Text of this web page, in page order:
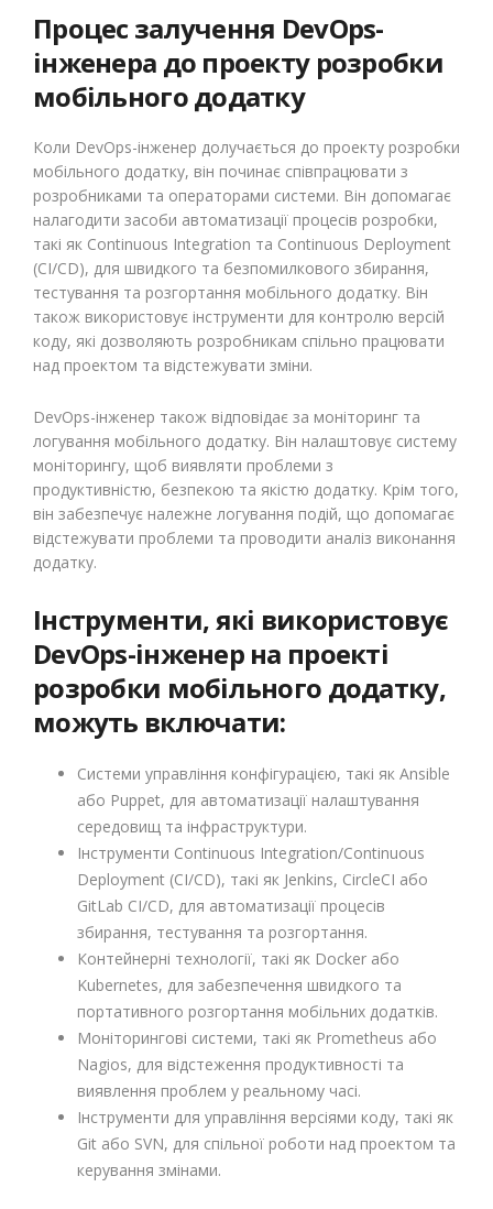
Процес залучення DevOps-
інженера до проекту розробки
мобільного додатку
Коли DevOps-інженер долучається до проекту розробки
мобільного додатку, він починає співпрацювати з
розробниками та операторами системи. Він допомагає
налагодити засоби автоматизації процесів розробки,
такі як Continuous Integration та Continuous Deployment
(CI/CD), для швидкого та безпомилкового збирання,
тестування та розгортання мобільного додатку. Він
також використовує інструменти для контролю версій
коду, які дозволяють розробникам спільно працювати
над проектом та відстежувати зміни.
DevOps-інженер також відповідає за моніторинг та
логування мобільного додатку. Він налаштовує систему
моніторингу, щоб виявляти проблеми з
продуктивністю, безпекою та якістю додатку. Крім того,
він забезпечує належне логування подій, що допомагає
відстежувати проблеми та проводити аналіз виконання
додатку.
Інструменти, які використовує
DevOps-інженер на проекті
розробки мобільного додатку,
можуть включати:
Системи управління конфігурацією, такі як Ansible
або Puppet, для автоматизації налаштування
середовищ та інфраструктури.
Інструменти Continuous Integration/Continuous
Deployment (CI/CD), такі як Jenkins, CircleCI або
GitLab CI/CD, для автоматизації процесів
збирання, тестування та розгортання.
Контейнерні технології, такі як Docker або
Kubernetes, для забезпечення швидкого та
портативного розгортання мобільних додатків.
Моніторингові системи, такі як Prometheus або
Nagios, для відстеження продуктивності та
виявлення проблем у реальному часі.
Інструменти для управління версіями коду, такі як
Git або SVN, для спільної роботи над проектом та
керування змінами.